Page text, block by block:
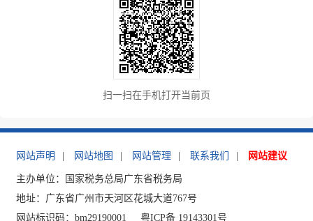
扫一扫在手机打开当前页
网站声明 网站地图 网站管理 联系我们 网站建议
主办单位：国家税务总局广东省税务局
地址：广东省广州市天河区花城大道767号
网站标识码：bm29190001
粤ICP备 19143301号